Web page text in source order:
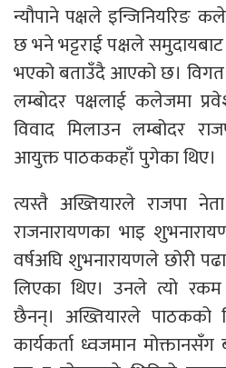
न्यौपाने पक्षले इन्जिनियरिङ
छ भने भट्टराई पक्षले
भएको बताउँदै आएको छ। विगत
लम्बोदर पक्षलाई कलेजमा
विवाद मिलाउन लम्बोदर
आयुक्त पाठककहाँ पुगेका थिए।
त्यस्तै अख्तियारले राजपा
राजनारायणका भाइ
वर्षअघि शुभनारायणले छोरी
लिएका थिए। उनले त्यो रकम
छैनन्। अख्तियारले पाठकको
कार्यकर्ता ध्वजमान